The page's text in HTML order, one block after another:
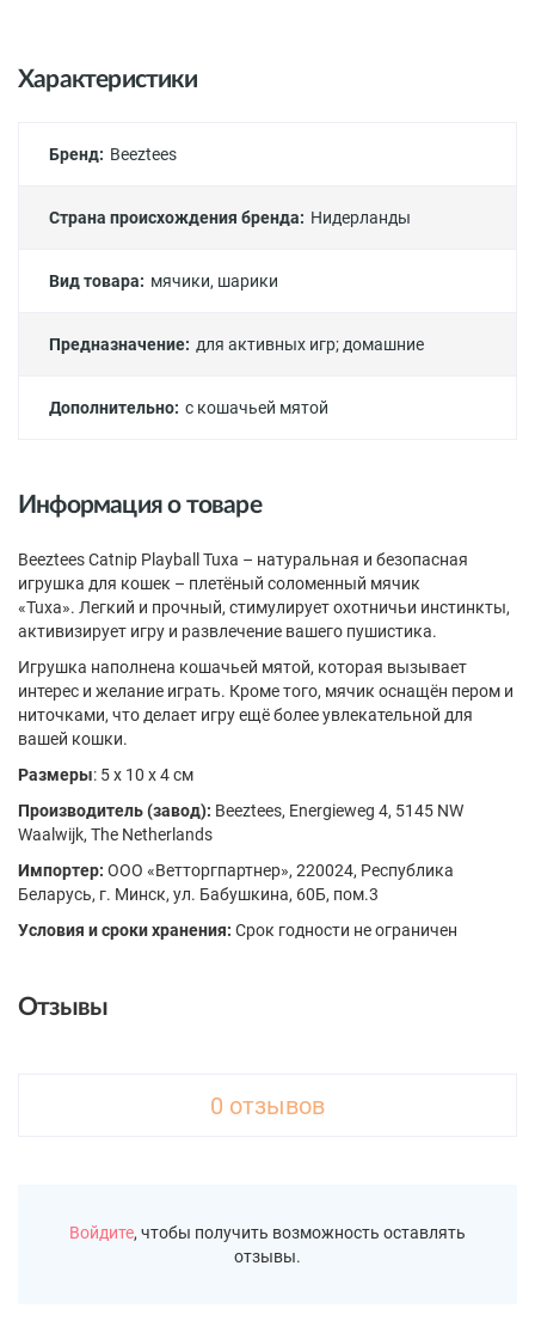
Характеристики
Бренд: Beeztees
Страна происхождения бренда: Нидерланды
Вид товара: мячики, шарики
Предназначение: для активных игр;домашние
Дополнительно: с кошачьей мятой
Информация о товаре
Beeztees Catnip Playball Tuxa – натуральная и безопасная
игрушка для кошек – плетёный соломенный мячик
«Tuxa». Легкий и прочный, стимулирует охотничьи инстинкты,
активизирует игру и развлечение вашего пушистика.
Игрушка наполнена кошачьей мятой, которая вызывает
интерес и желание играть. Кроме того, мячик оснащён пером и
ниточками, что делает игру ещё более увлекательной для
вашей кошки.
Размеры: 5 x 10 x 4 см
Производитель (завод): Beeztees, Energieweg 4, 5145 NW
Waalwijk, The Netherlands
Импортер: ООО «Ветторгпартнер», 220024, Республика
Беларусь, г. Минск, ул. Бабушкина, 60Б, пом.3
Условия и сроки хранения: Срок годности не ограничен
Отзывы
0 отзывов
Войдите, чтобы получить возможность оставлять
отзывы.